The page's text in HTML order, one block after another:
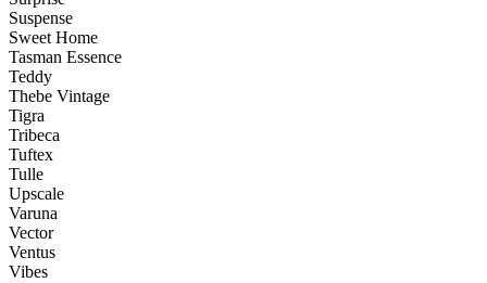
Suspense
Sweet Home
Tasman Essence
Teddy
Thebe Vintage
Tigra
Tribeca
Tuftex
Tulle
Upscale
Varuna
Vector
Ventus
Vibes